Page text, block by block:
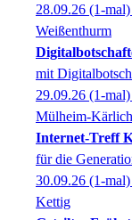
28.09.26 (1-mal)
Weißenthurm
mit
29.09.26 (1-mal)
Mülheim-Kärlich
Internet-Treff
für die
30.09.26 (1-mal)
Kettig